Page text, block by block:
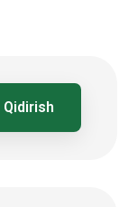
Qidirish